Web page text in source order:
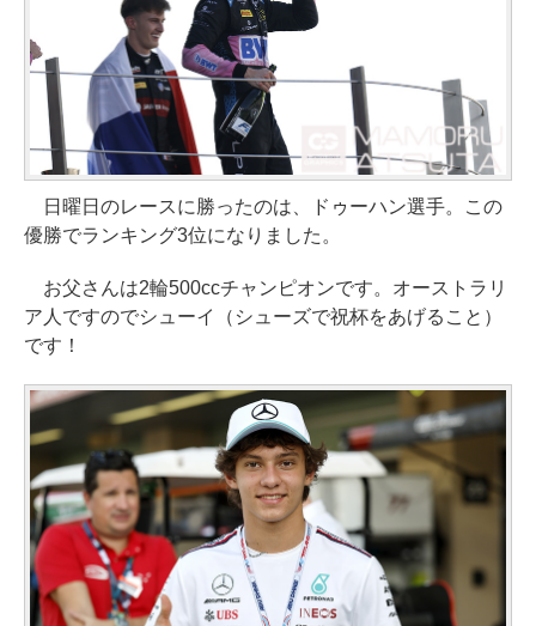
日曜日のレースに勝ったのは、ドゥーハン選手。この
優勝でランキング3位になりました。
お父さんは2輪500ccチャンピオンです。オーストラリ
ア人ですのでシューイ（シューズで祝杯をあげること）
です！